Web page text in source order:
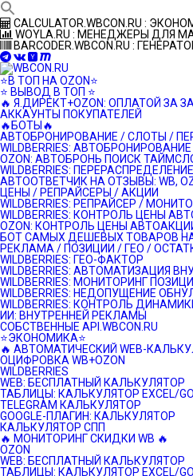
Перейти
к
контенту
CALCULATOR.WBCON.RU :
WOYLA.RU : МЕНЕДЖЕРЫ ДЛЯ
BARCODER.WBCON.RU :
⭐️В ТОП НА OZON⭐️
⭐️ ВЫВОД В ТОП ⭐️
🔥 Я.ДИРЕКТ+OZON: ОПЛАТОЙ ЗА
АККАУНТЫ ПОКУПАТЕЛЕЙ
🔥БОТЫ🔥
АВТОБРОНИРОВАНИЕ / СЛОТЫ /
WILDBERRIES:
OZON: АВТОБРОНЬ ПОИСК
WILDBERRIES:
АВТООТВЕТЧИК НА ОТЗЫВЫ: WB,
ЦЕНЫ / РЕПРАЙСЕРЫ / АКЦИИ
WILDBERRIES: РЕПРАЙСЕР /
WILDBERRIES: КОНТРОЛЬ ЦЕНЫ
OZON: КОНТРОЛЬ ЦЕНЫ
БОТ САМЫХ ДЕШЕВЫХ ТОВАРОВ
РЕКЛАМА / ПОЗИЦИИ / ГЕО /
WILDBERRIES: ГЕО-ФАКТОР
WILDBERRIES: АВТОМАТИЗАЦИЯ
WILDBERRIES: МОНИТОРИНГ
WILDBERRIES: НЕДОПУЩЕНИЕ
WILDBERRIES: КОНТРОЛЬ
ИИ: ВНУТРЕННЕЙ РЕКЛАМЫ
СОБСТВЕННЫЕ API.WBCON.RU
⭐️ЭКОНОМИКА⭐️
🔥 АВТОМАТИЧЕСКИЙ WEB-
ОЦИФРОВКА WB+OZON
WILDBERRIES
WEB: БЕСПЛАТНЫЙ КАЛЬКУЛЯТОР
ТАБЛИЦЫ: КАЛЬКУЛЯТОР EXCEL/
TELEGRAM КАЛЬКУЛЯТОР
GOOGLE-ПЛАГИН: КАЛЬКУЛЯТОР
КАЛЬКУЛЯТОР СПП
🔥 МОНИТОРИНГ СКИДКИ WB 🔥
OZON
WEB: БЕСПЛАТНЫЙ КАЛЬКУЛЯТОР
ТАБЛИЦЫ: КАЛЬКУЛЯТОР EXCEL/